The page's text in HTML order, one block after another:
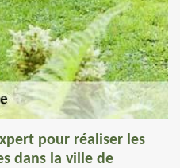
pour réaliser les
dans la ville de